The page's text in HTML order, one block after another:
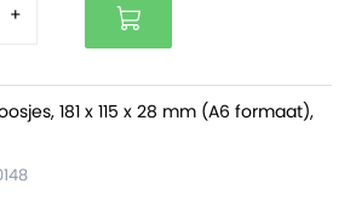
+
181 x 115 x 28 mm (A6 formaat),